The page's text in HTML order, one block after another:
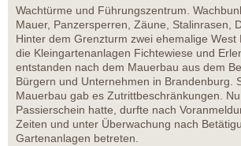
Wachtürme und Führungszentrum.
Mauer, Panzersperren, Zäune, Stalinrasen,
Hinter dem Grenzturm zwei ehemalige West
die Kleingartenanlagen Fichtewiese und
entstanden nach dem Mauerbau aus dem
Bürgern und Unternehmen in Brandenburg.
Mauerbau gab es Zutrittbeschränkungen.
Passierschein hatte, durfte nach
Zeiten und unter Überwachung nach
Gartenanlagen betreten.